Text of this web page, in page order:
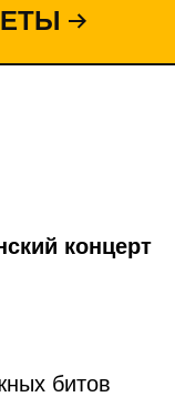
концерт
битов